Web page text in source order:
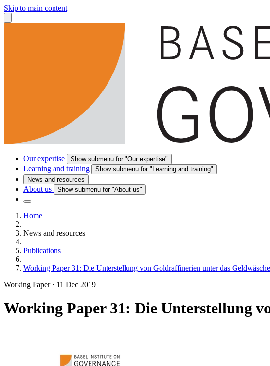
Skip to main content
Our expertise Show submenu for "Our expertise"
Learning and training
Show submenu for "Learning and training"
News and resources
About us Show submenu for "About us"
Home
News and resources
Publications
Working Paper 31: Die Unterstellung von Goldraffinerien unter das
Working Paper· 11 Dec 2019
Working Paper 31: Die Unterstellung